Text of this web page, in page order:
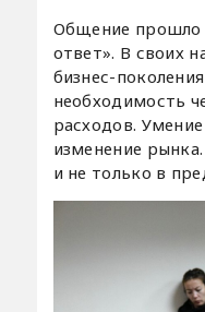
Общение прошло
ответ». В своих
бизнес-
необходимость
расходов.
изменение
и не только в